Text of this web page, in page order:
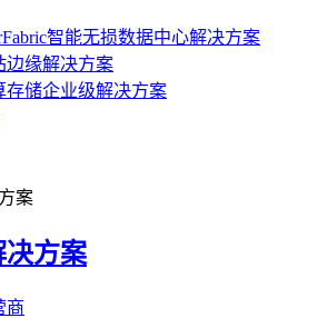
智能无损数据中心解决方案
边缘解决方案
存储企业级解决方案
案
决方案
商